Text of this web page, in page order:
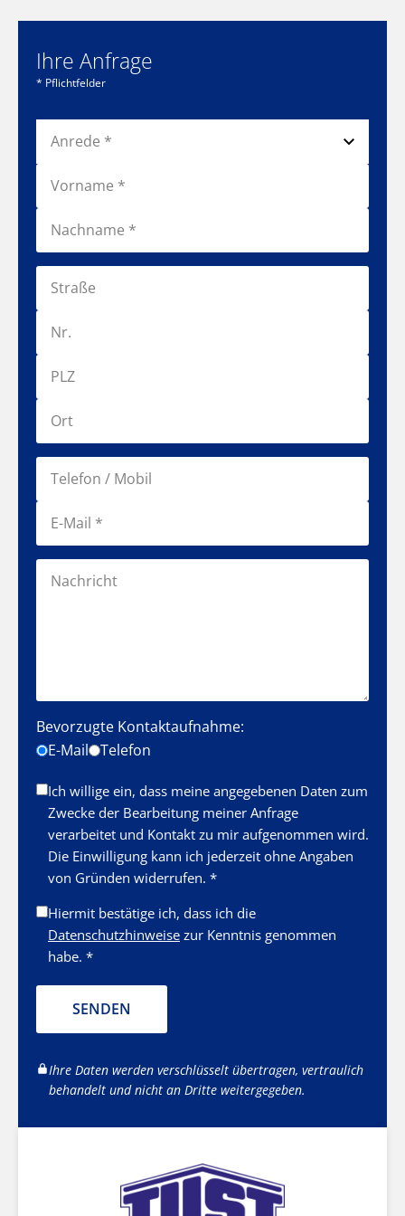
Ihre Anfrage
* Pflichtfelder
Bevorzugte Kontaktaufnahme:
E-Mail
Telefon
Ich willige ein, dass meine angegebenen Daten zum
Zwecke der Bearbeitung meiner Anfrage
verarbeitet und Kontakt zu mir aufgenommen wird.
Die Einwilligung kann ich jederzeit ohne Angaben
von Gründen widerrufen. *
Hiermit bestätige ich, dass ich die
Datenschutzhinweise zur Kenntnis genommen
habe. *
SENDEN
Ihre Daten werden verschlüsselt übertragen, vertraulich
behandelt und nicht an Dritte weitergegeben.